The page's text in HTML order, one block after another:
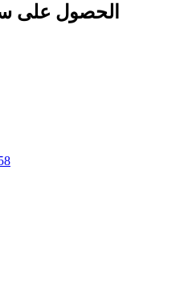
الحصول على